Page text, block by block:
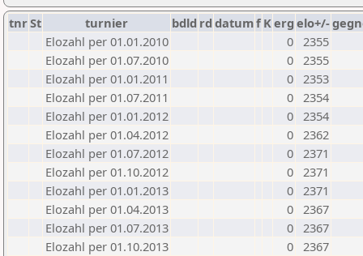
tnrSt turnier bdld rd datumf Kerg elo+/-
Elozahl per 01.01.2010
0 2355
Elozahl per 01.07.2010
0 2355
Elozahl per 01.01.2011
0 2353
Elozahl per 01.07.2011
0 2354
Elozahl per 01.01.2012
0 2354
Elozahl per 01.04.2012
0 2362
Elozahl per 01.07.2012
0 2371
Elozahl per 01.10.2012
0 2371
Elozahl per 01.01.2013
0 2371
Elozahl per 01.04.2013
0 2367
Elozahl per 01.07.2013
0 2367
Elozahl per 01.10.2013
0 2367